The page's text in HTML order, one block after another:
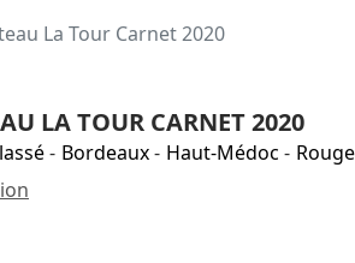
La Tour Carnet 2020
LA TOUR CARNET 2020
- Bordeaux- Haut-Médoc - Rouge